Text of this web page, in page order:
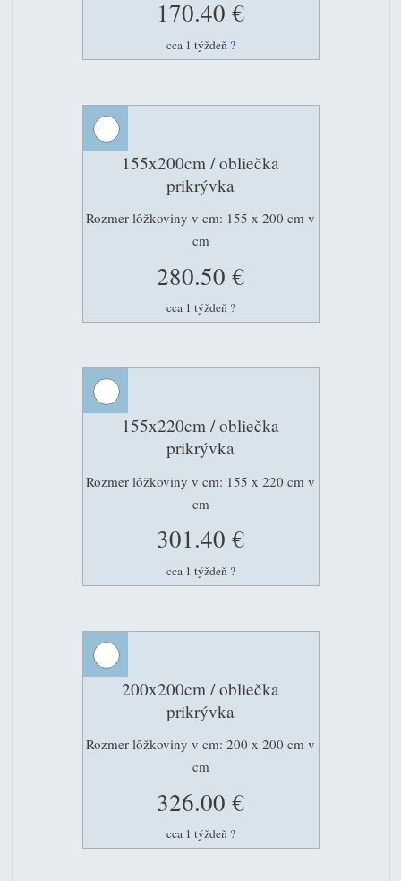
170.40 €
cca 1 týždeň ?
155x200cm / obliečka
prikrývka
Rozmer lôžkoviny v cm: 155 x 200 cm v
cm
280.50 €
cca 1 týždeň ?
155x220cm / obliečka
prikrývka
Rozmer lôžkoviny v cm: 155 x 220 cm v
cm
301.40 €
cca 1 týždeň ?
200x200cm / obliečka
prikrývka
Rozmer lôžkoviny v cm: 200 x 200 cm v
cm
326.00 €
cca 1 týždeň ?